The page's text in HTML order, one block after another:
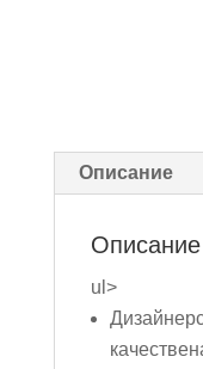
Описание
Описание
ul>